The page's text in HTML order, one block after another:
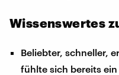
Wissenswertes
Beliebter, schneller,
fühlte sich bereits